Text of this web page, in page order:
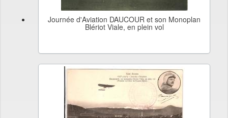
Journée d'Aviation DAUCOUR et son Monoplan
Blériot Viale, en plein vol